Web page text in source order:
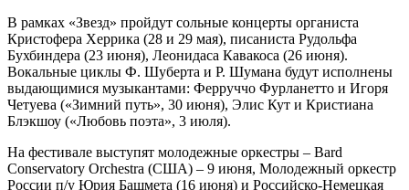
В рамках «Звезд» пройдут сольные концерты органиста
Кристофера Херрика (28 и 29 мая), писаниста Рудольфа
Бухбиндера (23 июня), Леонидаса Кавакоса (26 июня).
Вокальные циклы Ф. Шуберта и Р. Шумана будут исполнены
выдающимися музыкантами: Ферруччо Фурланетто и Игоря
Четуева («Зимний путь», 30 июня), Элис Кут и Кристиана
Блэкшоу («Любовь поэта», 3 июля).
На фестивале выступят молодежные оркестры – Bard
Conservatory Orchestra (США) – 9 июня, Молодежный оркестр
России п/у Юрия Башмета (16 июня) и Российско-Немецкая